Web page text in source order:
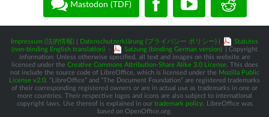
Mastodon (TDF)
Impressum (法的情報) Datenschutzerklärung (プライバシー ポリシー)
Statutes
(non-binding English translation) - Satzung (binding German version)
| Copyright
information: Unless otherwise specified, all text and images on this website are
licensed under the Creative Commons Attribution-Share Alike 3.0 License. This does
not include the source code of LibreOffice, which is licensed under the Mozilla Public
License v2.0 . “LibreOffice” and “The Document Foundation” are registered trademarks
of their corresponding registered owners or are in actual use as trademarks in one or
more countries. Their respective logos and icons are also subject to international
copyright laws. Use thereof is explained in our trademark policy. LibreOffice was
based on OpenOffice.org.